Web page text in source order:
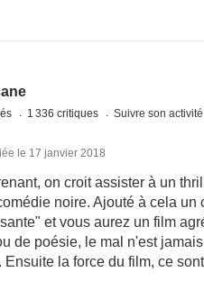
1 336 critiques Suivre son activité
le 17 janvier 2018
on croit assister à un
noire. Ajouté à cela
et vous aurez un film
de poésie, le mal n'est
Ensuite la force du film, ce